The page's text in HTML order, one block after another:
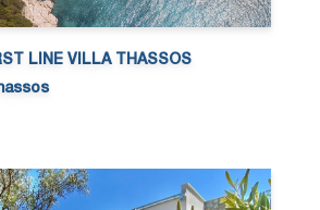
LINE VILLA THASSOS